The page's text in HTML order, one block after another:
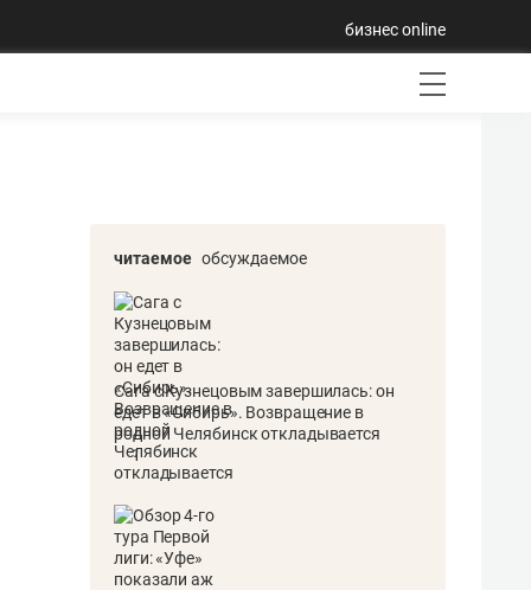
бизнес online
читаемое обсуждаемое
Сага с Кузнецовым завершилась: он
едет в «Сибирь». Возвращение в
родной Челябинск откладывается
1